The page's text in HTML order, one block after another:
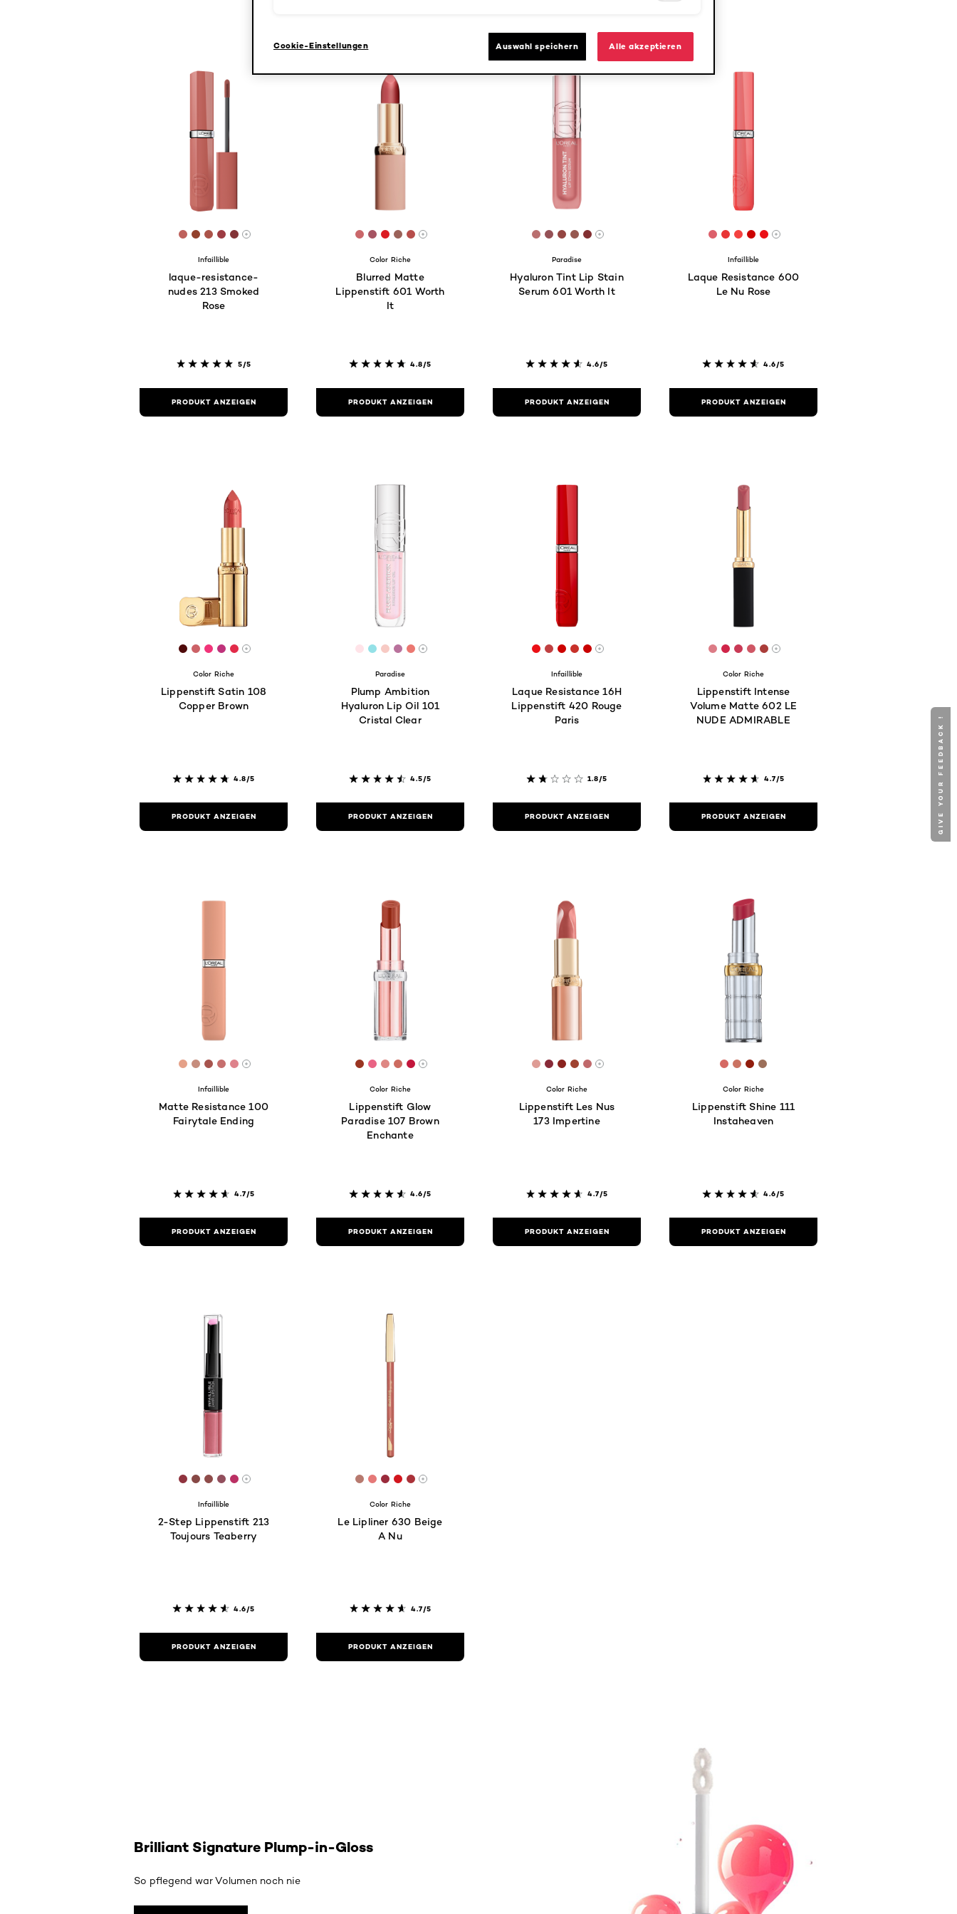
[Color]: #BE615C
[Color]: #92412C
[Color]: #AB5349
[Color]: #9D3C43
[Color]: #833437
More shades are available
Infaillible
laque-resistance-
nudes 213 Smoked
Rose
5/5
PRODUKT ANZEIGEN
[Color]: #CA676A
[Color]: #A65462
[Color]: #DB1C23
[Color]: #9B6259
[Color]: #B74E4B
More shades are available
Color Riche
Blurred Matte
Lippenstift 601 Worth
It
4.8/5
PRODUKT ANZEIGEN
[Color]: #B96F6F
[Color]: #955156
[Color]: #944642
[Color]: #965850
[Color]: #822f31
More shades are available
Paradise
Hyaluron Tint Lip Stain
Serum 601 Worth It
4.6/5
PRODUKT ANZEIGEN
[Color]: #DC606B
[Color]: #E83636
[Color]: #F44240
[Color]: #CC0200
[Color]: #EB1016
More shades are available
Infaillible
Laque Resistance 600
Le Nu Rose
4.6/5
PRODUKT ANZEIGEN
[Color]: #4F0A0A
[Color]: #cc6267
[Color]: #f13479
[Color]: #bf327b
[Color]: #E22B49
More shades are available
Color Riche
Lippenstift Satin 108
Copper Brown
4.8/5
PRODUKT ANZEIGEN
[Color]: #FFE3E8
[Color]: #94E1E7
[Color]: #F7CAC4
[Color]: #B9729C
[Color]: #EB7871
More shades are available
Paradise
Plump Ambition
Hyaluron Lip Oil 101
Cristal Clear
4.5/5
PRODUKT ANZEIGEN
[Color]: #EB1016
[Color]: #C04041
[Color]: #CC0200
[Color]: #C8312A
[Color]: #C90101
More shades are available
Infaillible
Laque Resistance 16H
Lippenstift 420 Rouge
Paris
1.8/5
PRODUKT ANZEIGEN
[Color]: #DC7C86
[Color]: #D02549
[Color]: #c93a56
[Color]: #cf5765
[Color]: #AA3D3A
More shades are available
Color Riche
Lippenstift Intense
Volume Matte 602 LE
NUDE ADMIRABLE
4.7/5
PRODUKT ANZEIGEN
[Color]: #E5A188
[Color]: #C68D7D
[Color]: #A7544E
[Color]: #C66F6E
[Color]: #DE828B
More shades are available
Infaillible
Matte Resistance 100
Fairytale Ending
4.7/5
PRODUKT ANZEIGEN
[Color]: #9A3522
[Color]: #E96384
[Color]: #DE8783
[Color]: #CD6B60
[Color]: #C3163C
More shades are available
Color Riche
Lippenstift Glow
Paradise 107 Brown
Enchante
4.6/5
PRODUKT ANZEIGEN
[Color]: #DE9C95
[Color]: #882A38
[Color]: #8A231E
[Color]: #9F4230
[Color]: #C0696B
More shades are available
Color Riche
Lippenstift Les Nus
173 Impertine
4.7/5
PRODUKT ANZEIGEN
[Color]: #D56963
[Color]: #CB7362
[Color]: #911D0D
[Color]: #9C6F5A
Color Riche
Lippenstift Shine 111
Instaheaven
4.6/5
PRODUKT ANZEIGEN
[Color]: #90343F
[Color]: #874946
[Color]: #8E4C4A
[Color]: #924F5D
[Color]: #BB3064
More shades are available
Infaillible
2-Step Lippenstift 213
Toujours Teaberry
4.6/5
PRODUKT ANZEIGEN
[Color]: #b77a6f
[Color]: #e57978
[Color]: #9a2b3c
[Color]: #d2161e
[Color]: #aa3239
More shades are available
Color Riche
Le Lipliner 630 Beige
A Nu
4.7/5
PRODUKT ANZEIGEN
Brilliant Signature Plump-in-Gloss
So pflegend war Volumen noch nie
GIVE YOUR FEEDBACK !
Cookie-Einstellungen Auswahl speichern Alle akzeptieren